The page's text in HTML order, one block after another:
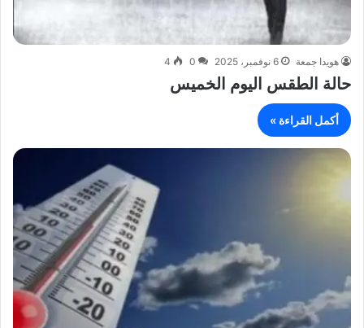
هويدا جمعة 6 نوفمبر، 2025 0
4
حالة الطقس اليوم الخميس
أكمل القراءة »